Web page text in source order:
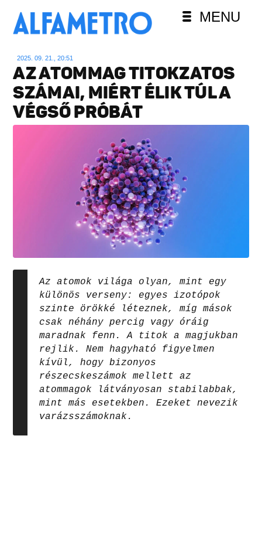
MENU
2025. 09. 21., 20:51
AZ ATOMMAG TITOKZATOS
SZÁMAI, MIÉRT ÉLIK TÚL A
VÉGSŐ PRÓBÁT
Az atomok világa olyan, mint egy
különös verseny: egyes izotópok
szinte örökké léteznek, míg mások
csak néhány percig vagy óráig
maradnak fenn. A titok a magjukban
rejlik. Nem hagyható figyelmen
kívül, hogy bizonyos
részecskeszámok mellett az
atommagok látványosan stabilabbak,
mint más esetekben. Ezeket nevezik
varázsszámoknak.